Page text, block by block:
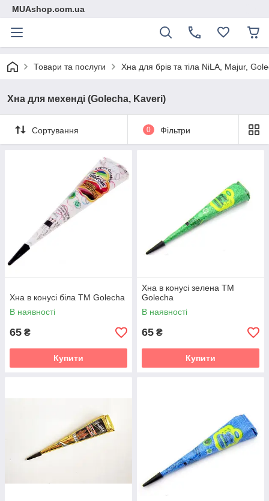
MUAshop.com.ua
Товари та послуги Хна для брів та тіла NiLA, Majur,
Хна для мехенді (Golecha, Kaveri)
Сортування 0 Фільтри
Хна в конусі біла TM Golecha
В наявності
65 ₴
Купити
Хна в конусі зелена TM
Golecha
В наявності
65 ₴
Купити